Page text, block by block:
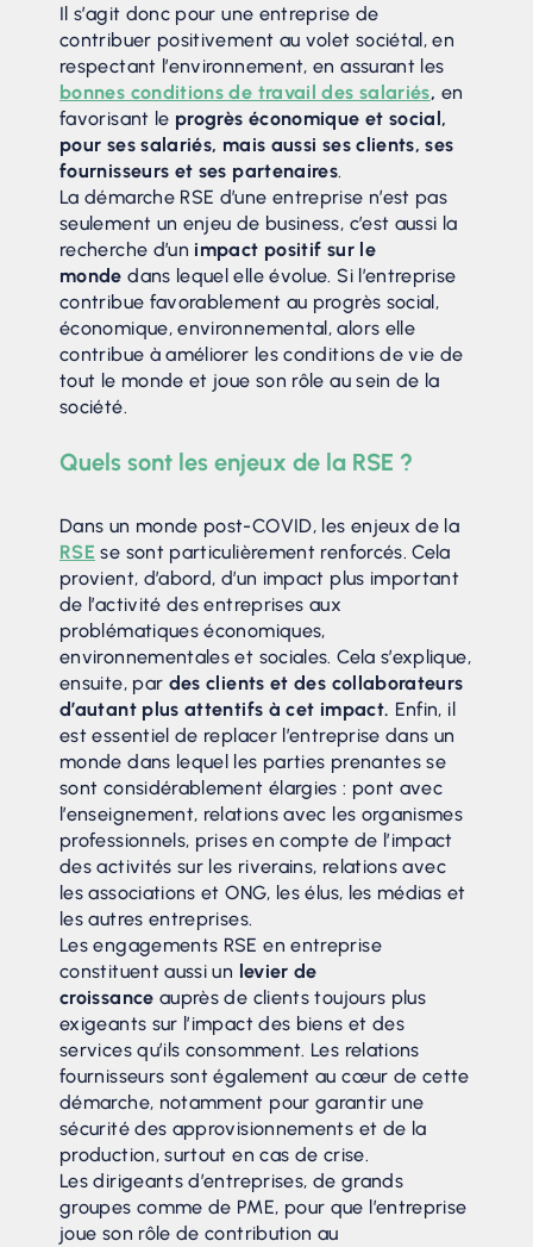
Il s’agit donc pour une entreprise de
contribuer positivement au volet sociétal, en
respectant l’environnement, en assurant les
bonnes conditions de travail des salariés, en
favorisant le progrès économique et social,
pour ses salariés, mais aussi ses clients, ses
fournisseurs et ses partenaires.
La démarche RSE d’une entreprise n’est pas
seulement un enjeu de business, c’est aussi la
recherche d’un impact positif sur le
monde dans lequel elle évolue. Si l’entreprise
contribue favorablement au progrès social,
économique, environnemental, alors elle
contribue à améliorer les conditions de vie de
tout le monde et joue son rôle au sein de la
société.
Quels sont les enjeux de la RSE ?
Dans un monde post-COVID, les enjeux de la
RSE se sont particulièrement renforcés. Cela
provient, d’abord, d’un impact plus important
de l’activité des entreprises aux
problématiques économiques,
environnementales et sociales. Cela s’explique,
ensuite, par des clients et des collaborateurs
d’autant plus attentifs à cet impact. Enfin, il
est essentiel de replacer l’entreprise dans un
monde dans lequel les parties prenantes se
sont considérablement élargies : pont avec
l’enseignement, relations avec les organismes
professionnels, prises en compte de l’impact
des activités sur les riverains, relations avec
les associations et ONG, les élus, les médias et
les autres entreprises.
Les engagements RSE en entreprise
constituent aussi un levier de
croissance auprès de clients toujours plus
exigeants sur l’impact des biens et des
services qu’ils consomment. Les relations
fournisseurs sont également au cœur de cette
démarche, notamment pour garantir une
sécurité des approvisionnements et de la
production, surtout en cas de crise.
Les dirigeants d’entreprises, de grands
groupes comme de PME, pour que l’entreprise
joue son rôle de contribution au